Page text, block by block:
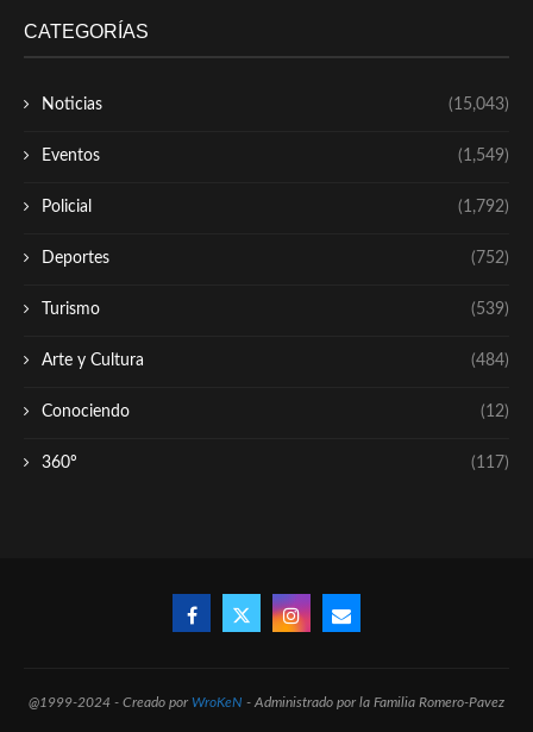
CATEGORÍAS
Noticias (15,043)
Eventos (1,549)
Policial (1,792)
Deportes (752)
Turismo (539)
Arte y Cultura (484)
Conociendo (12)
360º (117)
@1999-2024 - Creado por WroKeN - Administrado por la Familia Romero-Pavez